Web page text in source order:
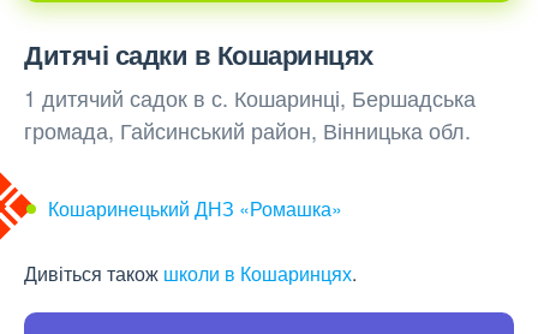
Дитячі садки в Кошаринцях
1 дитячий садок в с. Кошаринці, Бершадська
громада, Гайсинський район, Вінницька обл.
Кошаринецький ДНЗ «Ромашка»
Дивіться також школи в Кошаринцях.